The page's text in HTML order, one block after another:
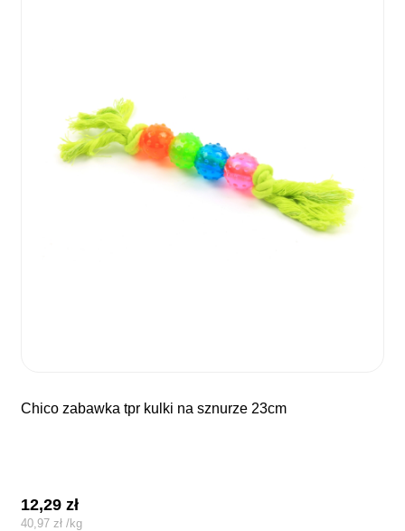
chico zabawka tpr kulki na sznurze 23cm
12,29zł
40,97 zł /kg